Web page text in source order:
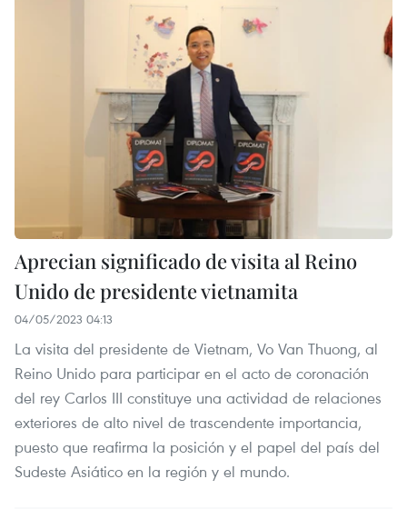
Aprecian significado de visita al Reino
Unido de presidente vietnamita
04/05/2023 04:13
La visita del presidente de Vietnam, Vo Van Thuong, al
Reino Unido para participar en el acto de coronación
del rey Carlos III constituye una actividad de relaciones
exteriores de alto nivel de trascendente importancia,
puesto que reafirma la posición y el papel del país del
Sudeste Asiático en la región y el mundo.